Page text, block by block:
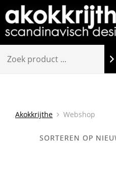
Akokkrijthe Webshop